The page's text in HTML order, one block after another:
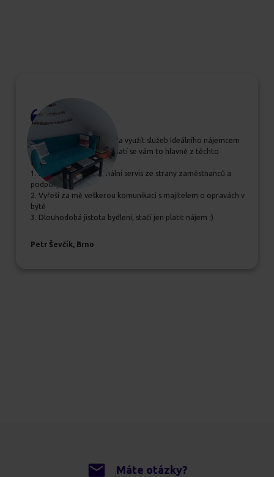
Pokud se rozhodujete, zda využít služeb Ideálního nájemcem
určitě jim dejte šanci, vyplatí se vám to hlavně z těchto
důvodů:
1. Příjemný a profesionální servis ze strany zaměstnanců a
podpory
2. Vyřeší za mě veškerou komunikaci s majitelem o opravách v
bytě
3. Dlouhodobá jistota bydlení, stačí jen platit nájem :)
Petr Ševčík, Brno
Máte otázky?